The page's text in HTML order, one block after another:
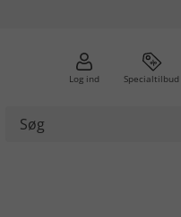
Log ind Specialtilbud